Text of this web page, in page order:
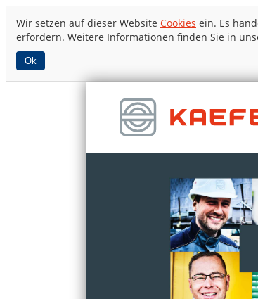
Wir setzen auf dieser Website Cookies ein. Es
erfordern. Weitere Informationen finden Sie in
Ok